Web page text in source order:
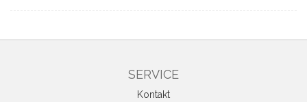
SERVICE
Kontakt